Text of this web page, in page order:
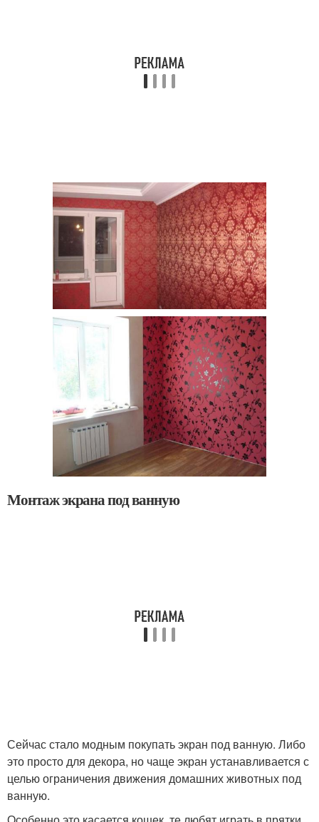
Монтаж экрана под ванную
Сейчас стало модным покупать экран под ванную. Либо
это просто для декора, но чаще экран устанавливается с
целью ограничения движения домашних животных под
ванную.